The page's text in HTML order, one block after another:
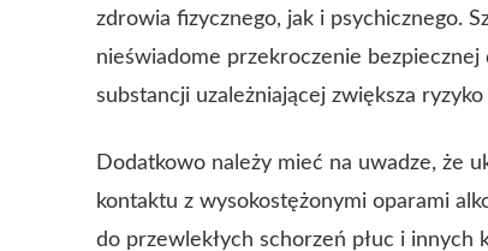
zdrowia fizycznego, jak i psychicznego.
nieświadome przekroczenie
substancji uzależniającej zwiększa
Dodatkowo należy mieć na uwadze, że
kontaktu z wysokostężonymi oparami
do przewlekłych schorzeń płuc i innych